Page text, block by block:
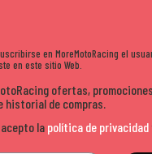
en MoreMotoRacing el
en este sitio Web.
ofertas,
historial de compras.
la política de privacidad